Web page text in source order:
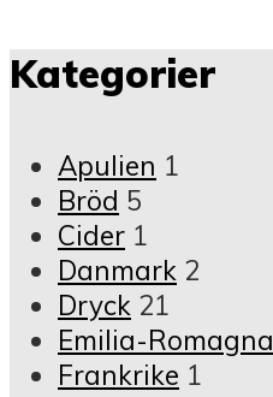
Kategorier
Apulien 1
Bröd 5
Cider 1
Danmark 2
Dryck 21
Emilia-Romagna
Frankrike 1